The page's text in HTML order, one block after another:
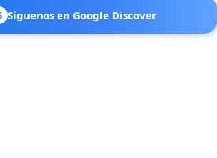
Síguenos en Google Discover